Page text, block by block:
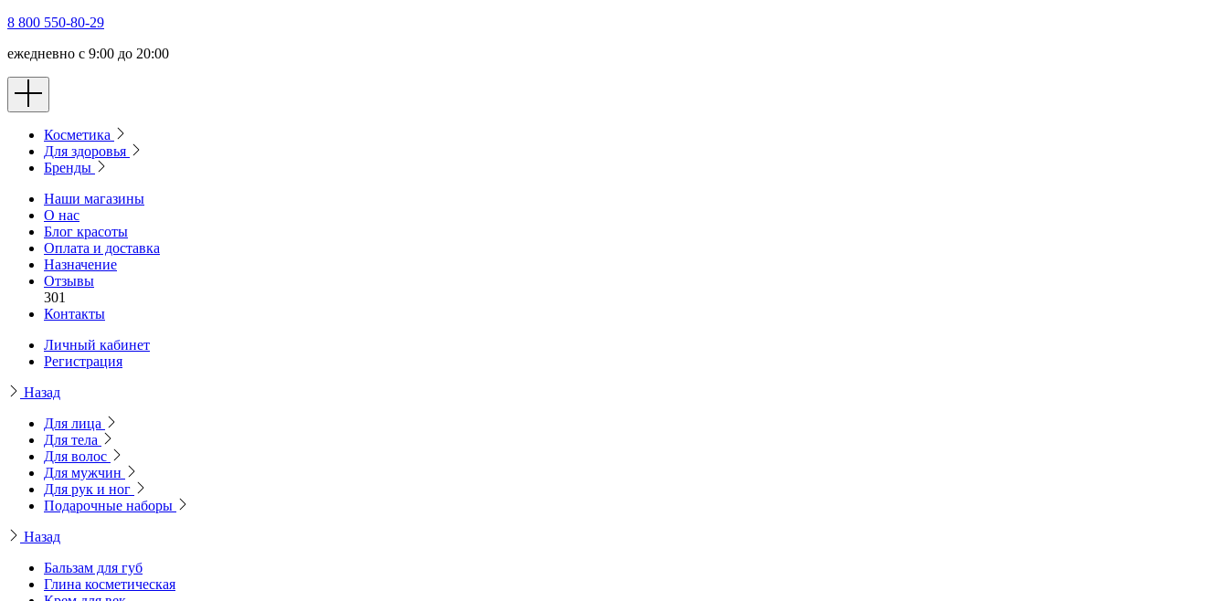
8 800 550-80-29
ежедневно с 9:00 до 20:00
Косметика
Для здоровья
Бренды
Наши магазины
О нас
Блог красоты
Оплата и доставка
Назначение
Отзывы
301
Контакты
Личный кабинет
Регистрация
Назад
Для лица
Для тела
Для волос
Для мужчин
Для рук и ног
Подарочные наборы
Назад
Бальзам для губ
Глина косметическая